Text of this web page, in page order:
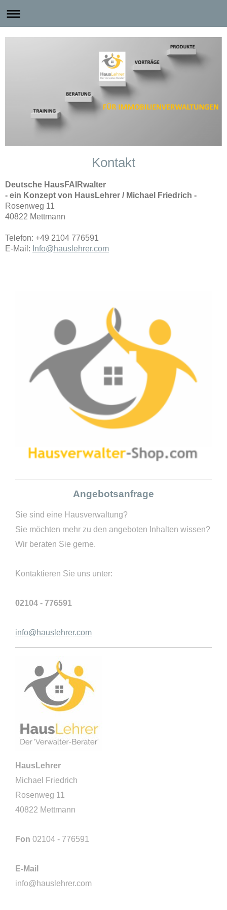
Kontakt
Deutsche HausFAIRwalter
- ein Konzept von HausLehrer / Michael Friedrich -
Rosenweg 11
40822 Mettmann
Telefon: +49 2104 776591
E-Mail: Info@hauslehrer.com
Angebotsanfrage
Sie sind eine Hausverwaltung?
Sie möchten mehr zu den angeboten Inhalten wissen?
Wir beraten Sie gerne.
Kontaktieren Sie uns unter:
02104 - 776591
info@hauslehrer.com
HausLehrer
Michael Friedrich
Rosenweg 11
40822 Mettmann
Fon 02104 - 776591
E-Mail
info@hauslehrer.com